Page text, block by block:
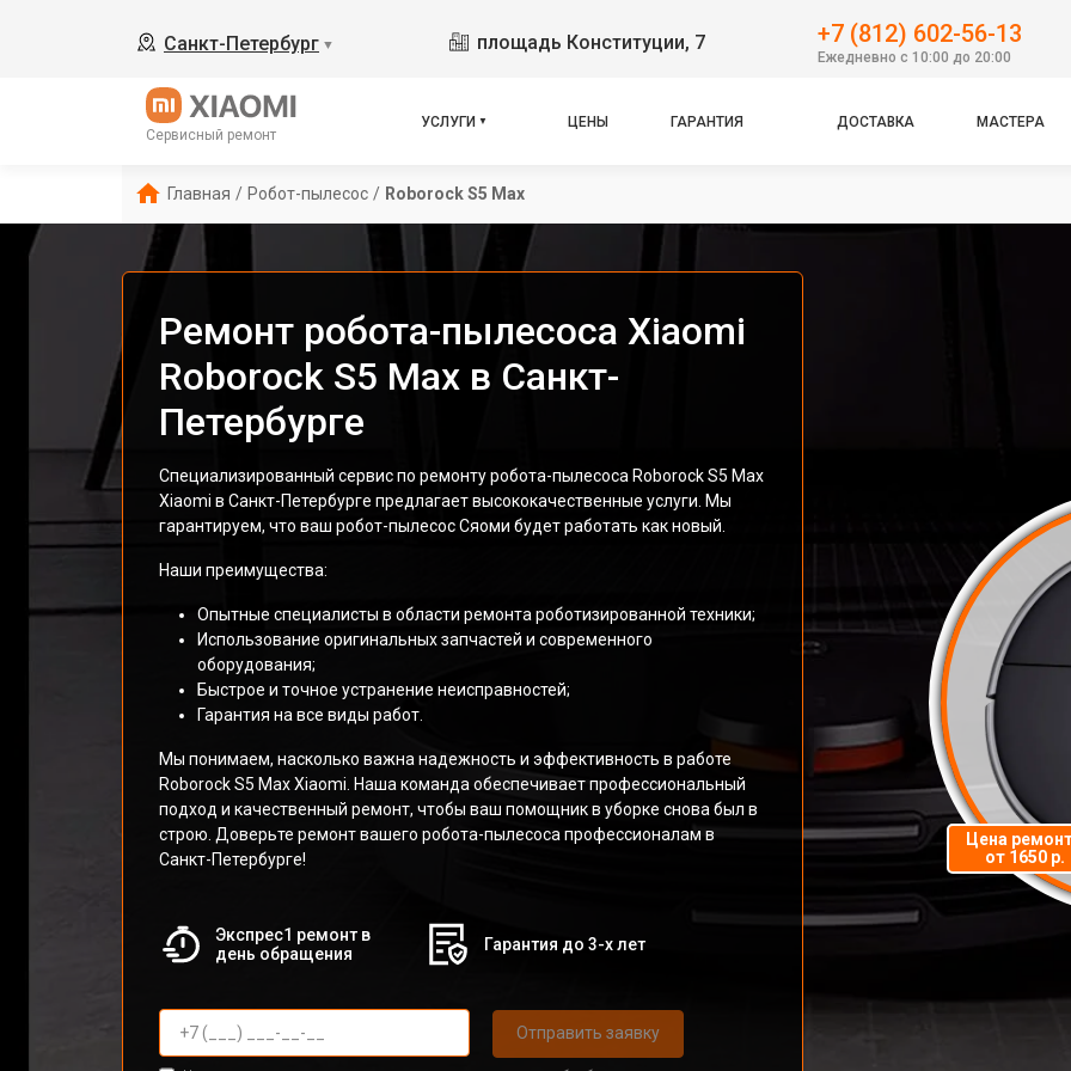
Санкт-Петербург ▼ площадь Конституции, 7 +7 (812) 602-56-13
Ежедневно с 10:00 до 20:00
Сервисный ремонт
УСЛУГИ ЦЕНЫ ГАРАНТИЯ ДОСТАВКА МАСТЕРА
Главная / Робот-пылесос / Roborock S5 Max
Ремонт робота-пылесоса Xiaomi
Roborock S5 Max в Санкт-
Петербурге
Специализированный сервис по ремонту робота-пылесоса Roborock S5 Max
Xiaomi в Санкт-Петербурге предлагает высококачественные услуги. Мы
гарантируем, что ваш робот-пылесос Сяоми будет работать как новый.
Наши преимущества:
Опытные специалисты в области ремонта роботизированной техники;
Использование оригинальных запчастей и современного
оборудования;
Быстрое и точное устранение неисправностей;
Гарантия на все виды работ.
Мы понимаем, насколько важна надежность и эффективность в работе
Roborock S5 Max Xiaomi. Наша команда обеспечивает профессиональный
подход и качественный ремонт, чтобы ваш помощник в уборке снова был в
строю. Доверьте ремонт вашего робота-пылесоса профессионалам в
Санкт-Петербурге!
Экспрес1 ремонт в
день обращения
Гарантия до 3-х лет
Отправить заявку
Цена
от 1650 р.